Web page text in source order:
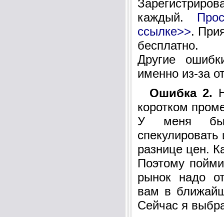
каждый.
ссылке>>.
бесплатно.
Другие
именно из-за
Ошибка 2.
коротком
У меня
разнице цен.
Поэтому
рынок надо
вам в
Сейчас я